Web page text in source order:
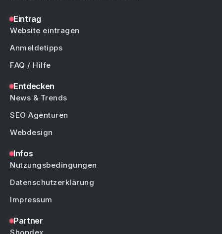
Eintrag
Website eintragen
Anmeldetipps
FAQ / Hilfe
Entdecken
News & Trends
SEO Agenturen
Webdesign
Infos
Nutzungsbedingungen
Datenschutzerklärung
Impressum
Partner